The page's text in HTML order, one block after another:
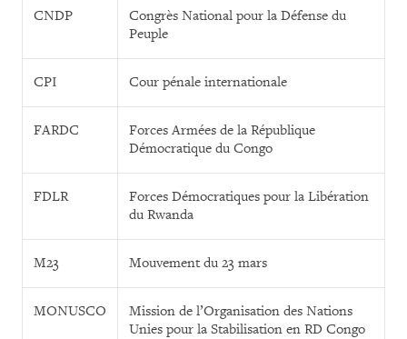
CNDP
Congrès National pour la Défense du
Peuple
CPI Cour pénale internationale
FARDC
Forces Armées de la République
Démocratique du Congo
FDLR
Forces Démocratiques pour la Libération
du Rwanda
M23 Mouvement du 23 mars
MONUSCO
Mission de l’Organisation des Nations
Unies pour la Stabilisation en RD Congo